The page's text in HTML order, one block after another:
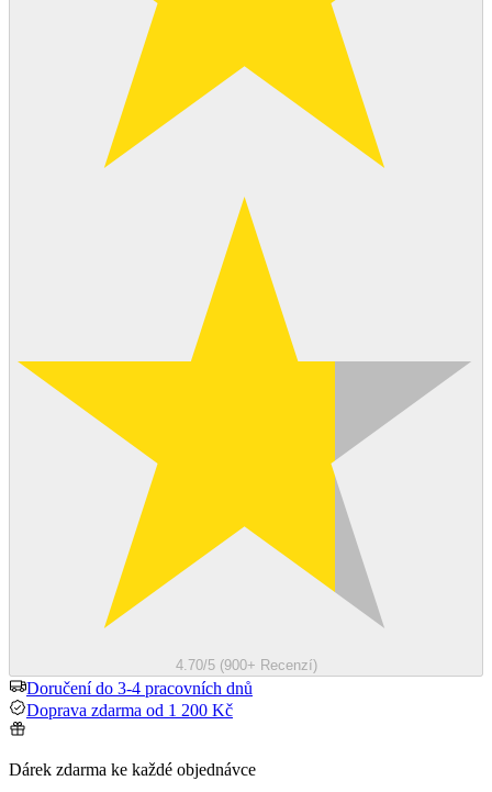
4.70/5 (900+ Recenzí)
Doručení do 3-4 pracovních dnů
Doprava zdarma od 1 200 Kč
Dárek zdarma ke každé objednávce